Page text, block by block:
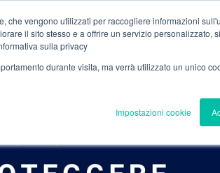
che vengono utilizzati per raccogliere informazioni
il sito stesso e a offrire un servizio personalizzato,
sulla privacy
durante visita, ma verrà utilizzato un unico
Impostazioni cookie